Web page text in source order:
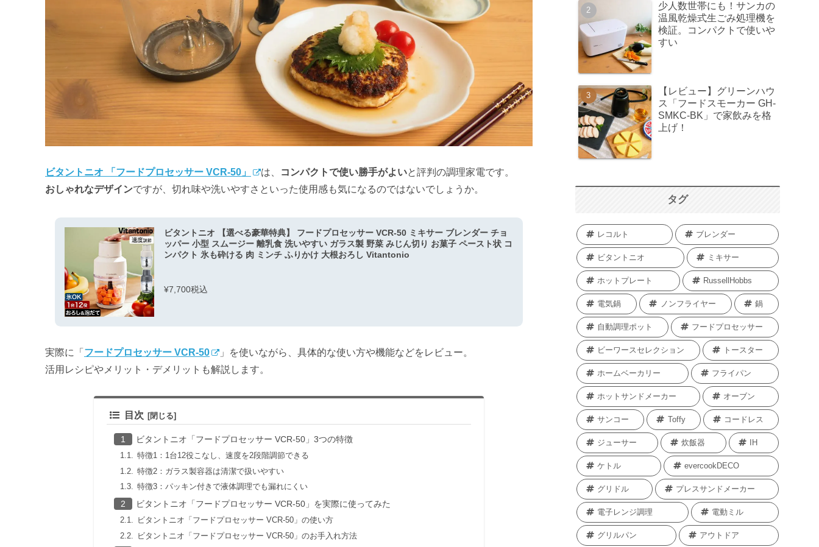
ビタントニオ 「フードプロセッサー VCR-50」 は、 コンパクトで使い勝手がよいと評判の調理家電です。
おしゃれなデザインですが、切れ味や洗いやすさといった使用感も気になるのではないでしょうか。
ビタントニオ 【選べる豪華特典】 フードプロセッサー VCR-50 ミキサー ブレンダー チョ
ッパー 小型 スムージー 離乳食 洗いやすい ガラス製 野菜 みじん切り お菓子 ペースト状 コ
ンパクト 氷も砕ける 肉 ミンチ ふりかけ 大根おろし Vitantonio
¥7,700税込
実際に「 フードプロセッサー VCR-50
」を使いながら、具体的な使い方や機能などをレビュー。
活用レシピやメリット・デメリットも解説します。
目次
ビタントニオ「フードプロセッサー VCR-50」3つの特徴
特徴1：1台12役こなし、速度を2段階調節できる
特徴2：ガラス製容器は清潔で扱いやすい
特徴3：パッキン付きで液体調理でも漏れにくい
ビタントニオ「フードプロセッサー VCR-50」を実際に使ってみた
ビタントニオ「フードプロセッサー VCR-50」の使い方
ビタントニオ「フードプロセッサー VCR-50」のお手入れ方法
少人数世帯にも！サンカの
温風乾燥式生ごみ処理機を
検証。コンパクトで使いや
すい
【レビュー】グリーンハウ
ス「フードスモーカー GH-
SMKC-BK」で家飲みを格
上げ！
タグ
レコルト ブレンダー
ビタントニオ ミキサー
ホットプレート RussellHobbs
電気鍋 ノンフライヤー 鍋
自動調理ポット フードプロセッサー
ビーワースセレクション トースター
ホームベーカリー フライパン
ホットサンドメーカー オーブン
サンコー Toffy コードレス
ジューサー 炊飯器 IH
ケトル evercookDECO
グリドル プレスサンドメーカー
電子レンジ調理 電動ミル
グリルパン アウトドア